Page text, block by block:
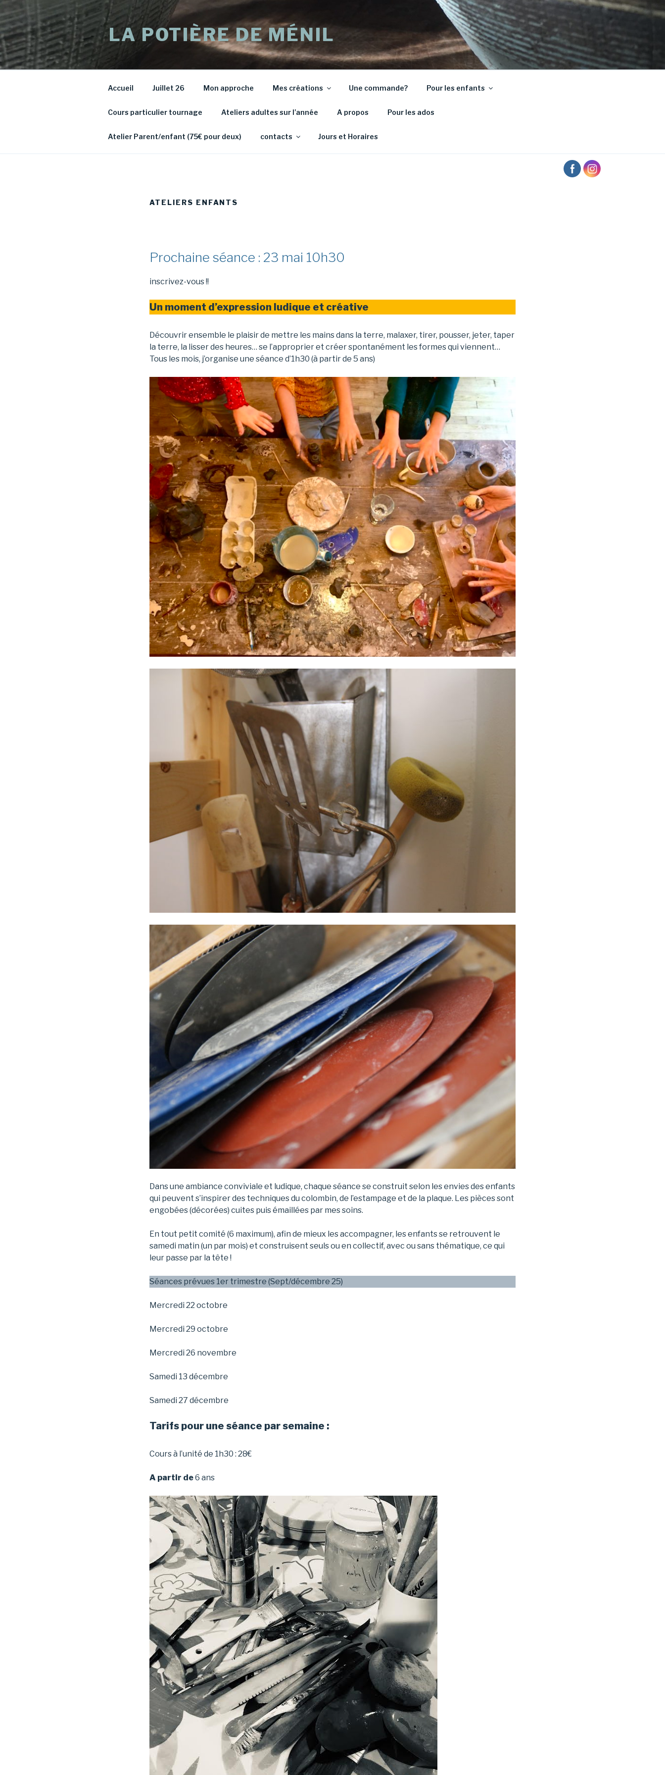
Aller
au
contenu
principal
LA POTIÈRE DE MÉNIL
Accueil Juillet 26 Mon approche Mes créations Une commande? Pour les enfants
Cours particulier tournage Ateliers adultes sur l’année A propos Pour les ados
Atelier Parent/enfant (75€ pour deux) contacts Jours et Horaires
ATELIERS ENFANTS
Prochaine séance : 23 mai 10h30
inscrivez-vous !!
Un moment d’expression ludique et créative
Découvrir ensemble le plaisir de mettre les mains dans la terre, malaxer, tirer, pousser, jeter, taper
la terre, la lisser des heures… se l’approprier et créer spontanément les formes qui viennent…
Tous les mois, j’organise une séance d’1h30 (à partir de 5 ans)
Dans une ambiance conviviale et ludique, chaque séance se construit selon les envies des enfants
qui peuvent s’inspirer des techniques du colombin, de l’estampage et de la plaque. Les pièces sont
engobées (décorées) cuites puis émaillées par mes soins.
En tout petit comité (6 maximum), afin de mieux les accompagner, les enfants se retrouvent le
samedi matin (un par mois) et construisent seuls ou en collectif, avec ou sans thématique, ce qui
leur passe par la tête !
Séances prévues 1er trimestre (Sept/décembre 25)
Mercredi 22 octobre
Mercredi 29 octobre
Mercredi 26 novembre
Samedi 13 décembre
Samedi 27 décembre
Tarifs pour une séance par semaine :
Cours à l’unité de 1h30 : 28€
A partir de6 ans